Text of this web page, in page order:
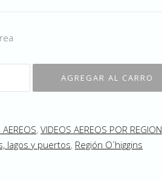
, VIDEOS AEREOS POR REGION
lagos y puertos, Región O´higgins